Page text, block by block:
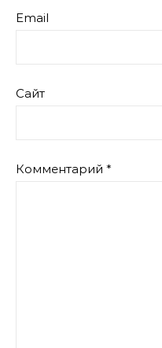
Email
Сайт
Комментарий *